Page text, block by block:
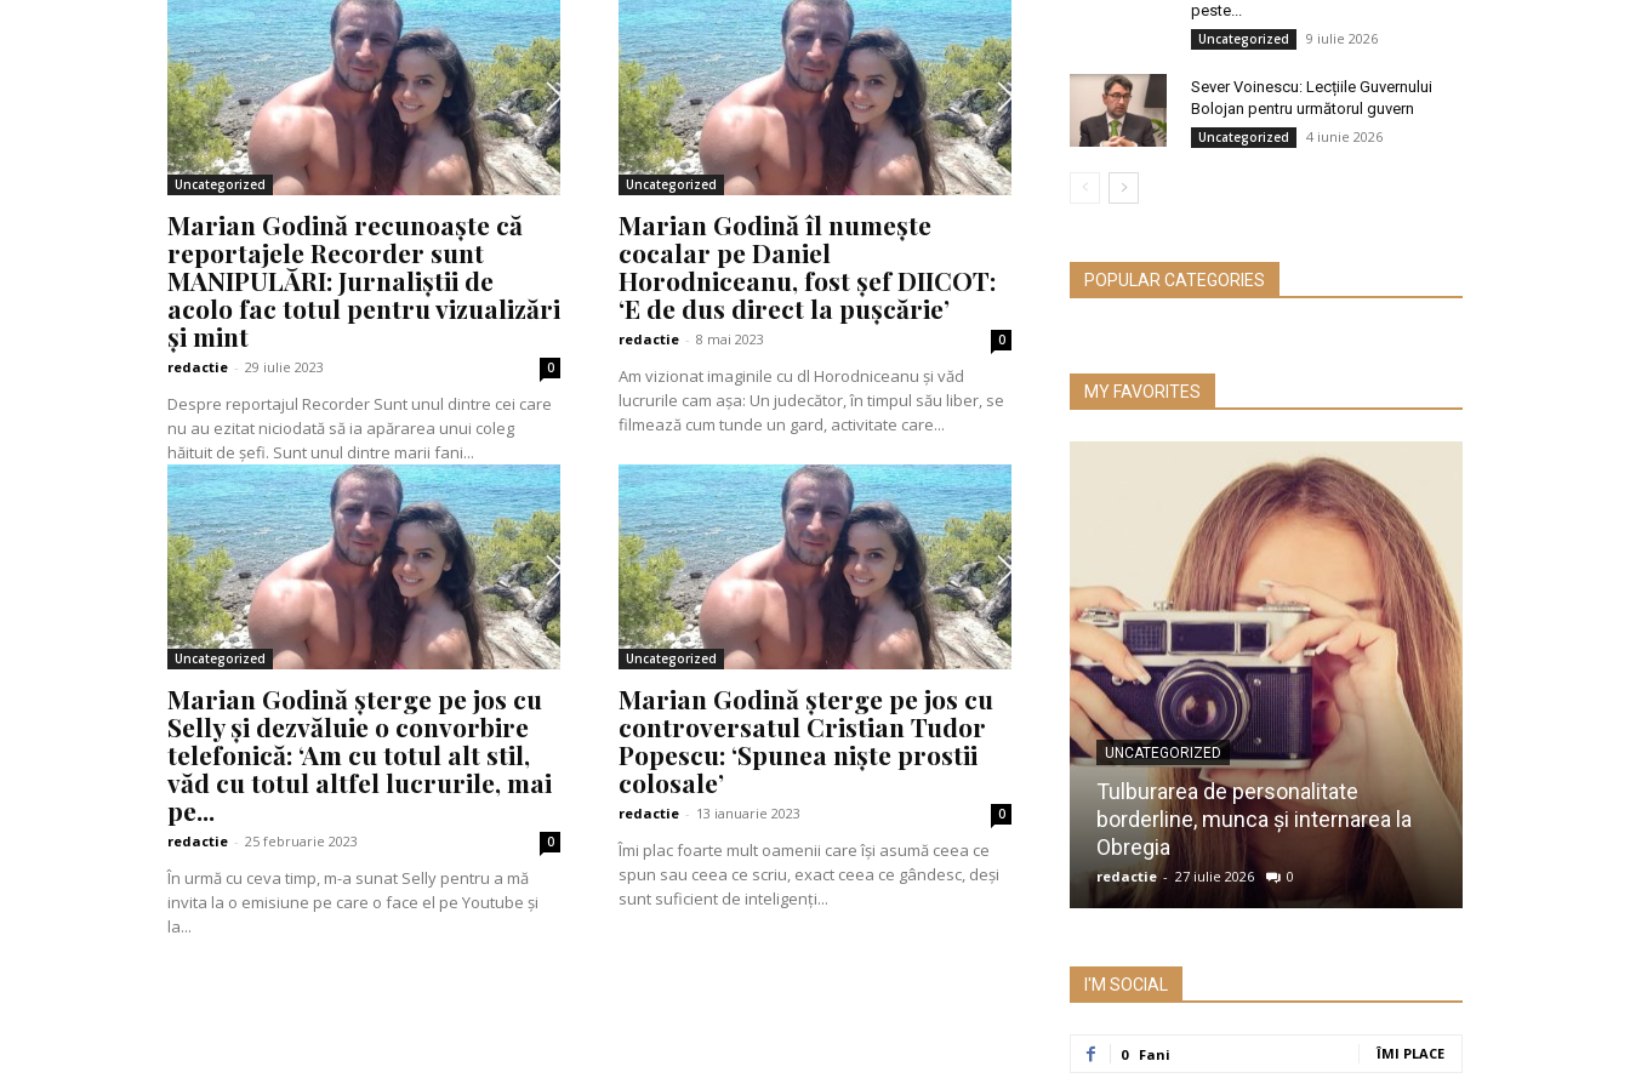
Uncategorized
Marian Godină recunoaște că
reportajele Recorder sunt
MANIPULĂRI: Jurnaliștii de
acolo fac totul pentru vizualizări
și mint
redactie - 29 iulie 2023 0
Despre reportajul Recorder Sunt unul dintre cei care
nu au ezitat niciodată să ia apărarea unui coleg
hăituit de șefi. Sunt unul dintre marii fani...
Uncategorized
Marian Godină îl numește
cocalar pe Daniel
Horodniceanu, fost șef DIICOT:
‘E de dus direct la pușcărie’
redactie - 8 mai 2023 0
Am vizionat imaginile cu dl Horodniceanu și văd
lucrurile cam așa: Un judecător, în timpul său liber, se
filmează cum tunde un gard, activitate care...
Uncategorized
Marian Godină șterge pe jos cu
Selly și dezvăluie o convorbire
telefonică: ‘Am cu totul alt stil,
văd cu totul altfel lucrurile, mai
pe...
redactie - 25 februarie 2023 0
În urmă cu ceva timp, m-a sunat Selly pentru a mă
invita la o emisiune pe care o face el pe Youtube și
la...
Uncategorized
Marian Godină șterge pe jos cu
controversatul Cristian Tudor
Popescu: ‘Spunea niște prostii
colosale’
redactie - 13 ianuarie 2023 0
Îmi plac foarte mult oamenii care își asumă ceea ce
spun sau ceea ce scriu, exact ceea ce gândesc, deși
sunt suficient de inteligenți...
peste...
Uncategorized 9 iulie 2026
Sever Voinescu: Lecțiile Guvernului
Bolojan pentru următorul guvern
Uncategorized 4 iunie 2026
POPULAR CATEGORIES
MY FAVORITES
UNCATEGORIZED
Tulburarea de personalitate
borderline, munca și internarea la
Obregia
redactie - 27 iulie 2026 0
I'M SOCIAL
0 Fani ÎMI PLACE